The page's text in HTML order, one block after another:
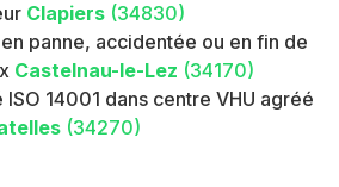
Clapiers (34830)
panne, accidentée ou en fin de
Castelnau-le-Lez (34170)
14001 dans centre VHU agréé
(34270)